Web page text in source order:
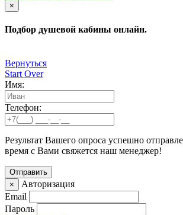
×
Подбор душевой кабины онлайн.
Вернуться
Start Over
Имя:
Телефон:
Результат Вашего опроса успешно
время с Вами свяжется наш менеджер!
×
Авторизация
Email
Пароль